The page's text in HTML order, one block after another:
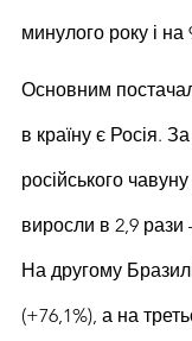
минулого року і на
Основним
в країну є Росія.
російського
виросли в 2,9 рази
На другому
(+76,1%), а на